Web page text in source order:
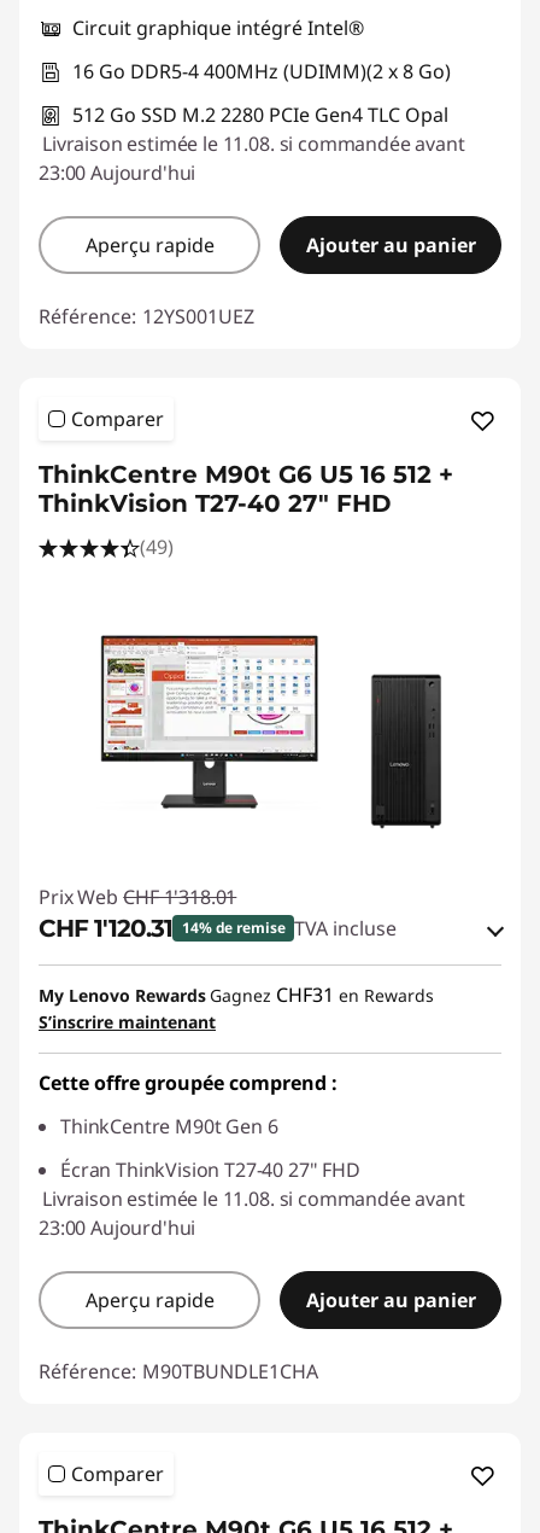
Circuit graphique intégré Intel®
16 Go DDR5-4 400MHz (UDIMM)(2 x 8 Go)
512 Go SSD M.2 2280 PCIe Gen4 TLC Opal
Livraison estimée le 11.08. si commandée avant
23:00 Aujourd'hui
Aperçu rapide Ajouter au panier
Référence: 12YS001UEZ
Comparer
ThinkCentre M90t G6 U5 16 512 +
ThinkVision T27-40 27" FHD
(49)
Prix Web CHF 1'318.01
CHF 1'120.31 14% de remise TVA incluse
Bons de réduction en ligne :-CHF 197.70
Code de réduction :
My Lenovo Rewards Gagnez CHF31 en Rewards
S’inscrire maintenant
Cette offre groupée comprend :
ThinkCentre M90t Gen 6
Écran ThinkVision T27-40 27" FHD
Livraison estimée le 11.08. si commandée avant
23:00 Aujourd'hui
Aperçu rapide Ajouter au panier
Référence: M90TBUNDLE1CHA
Comparer